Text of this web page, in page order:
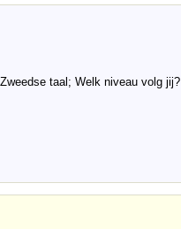
taal; Welk niveau volg jij?